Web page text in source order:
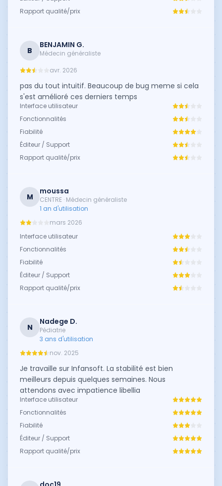
Rapport qualité/prix
B
BENJAMIN G.
Médecin généraliste
avr. 2026
pas du tout intuitif. Beaucoup de bug meme si cela
s'est amélioré ces derniers temps
Interface utilisateur
Fonctionnalités
Fiabilité
Éditeur / Support
Rapport qualité/prix
M
moussa
CENTRE · Médecin généraliste
1 an d'utilisation
mars 2026
Interface utilisateur
Fonctionnalités
Fiabilité
Éditeur / Support
Rapport qualité/prix
N
Nadege D.
Pédiatrie
3 ans d'utilisation
nov. 2025
Je travaille sur Infansoft. La stabilité est bien
meilleurs depuis quelques semaines. Nous
attendons avec impatience libellia
Interface utilisateur
Fonctionnalités
Fiabilité
Éditeur / Support
Rapport qualité/prix